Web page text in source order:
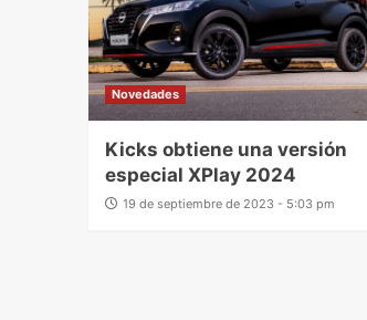
Novedades
Kicks obtiene una versión
especial XPlay 2024
19 de septiembre de 2023 - 5:03 pm